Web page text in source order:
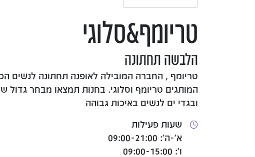
טריומף&סלוגי
הלבשה תחתונה
טריומף , החברה המובילה לאופנה תחתונה לנשים
המותגים טריומף וסלוגי. בחנות תמצאו מבחר גדול
ובגדי ים לנשים באיכות גבוהה
שעות פעילות
א'-ה': 09:00-21:00
ו': 09:00-15:00